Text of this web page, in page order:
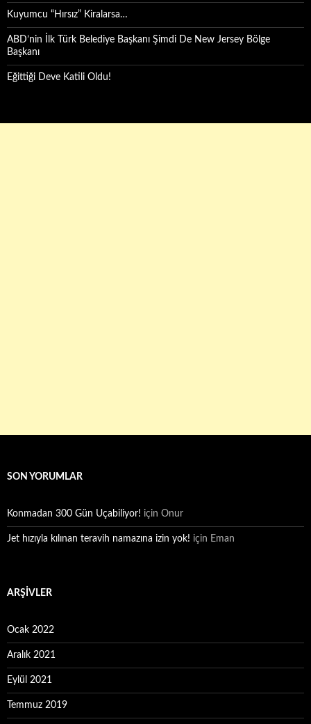
Kuyumcu “Hırsız” Kiralarsa…
ABD’nin İlk Türk Belediye Başkanı Şimdi De New Jersey Bölge
Başkanı
Eğittiği Deve Katili Oldu!
SON YORUMLAR
Konmadan 300 Gün Uçabiliyor! için Onur
Jet hızıyla kılınan teravih namazına izin yok! için Eman
ARŞIVLER
Ocak 2022
Aralık 2021
Eylül 2021
Temmuz 2019